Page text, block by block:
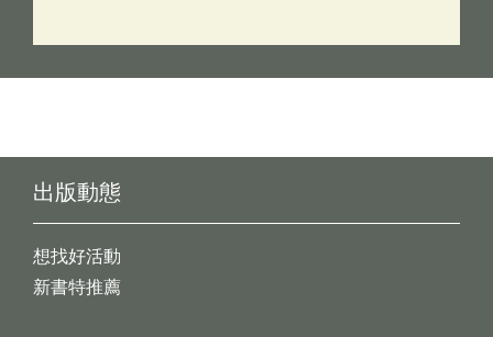
出版動態
想找好活動
新書特推薦